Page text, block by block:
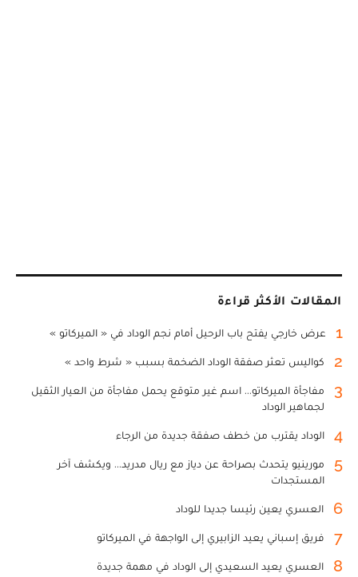
المقالات الأكثر قراءة
1 عرض خارجي يفتح باب الرحيل أمام نجم الوداد في « الميركاتو »
2 كواليس تعثر صفقة الوداد الضخمة بسبب « شرط واحد »
3
مفاجأة الميركاتو... اسم غير متوقع يحمل مفاجأة من العيار الثقيل
لجماهير الوداد
4 الوداد يقترب من خطف صفقة جديدة من الرجاء
5
مورينيو يتحدث بصراحة عن دياز مع ريال مدريد... ويكشف آخر
المستجدات
6 العسري يعين رئيسا جديدا للوداد
7 فريق إسباني يعيد الزابيري إلى الواجهة في الميركاتو
8 العسري يعيد السعيدي إلى الوداد في مهمة جديدة